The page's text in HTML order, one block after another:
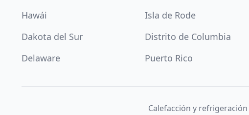
Hawái
Isla de Rode
Dakota del Sur
Distrito de Columbia
Delaware
Puerto Rico
Calefacción y